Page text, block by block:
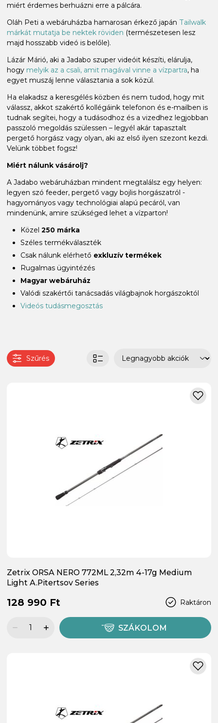
miért érdemes berhuázni erre a pálcára.
Oláh Peti a webáruházba hamarosan érkező japán Tailwalk
márkát mutatja be nektek röviden (természetesen lesz
majd hosszabb videó is belőle).
Lázár Márió, aki a Jadabo szuper videóit készíti, elárulja,
hogy melyik az a csali, amit magával vinne a vízpartra, ha
egyet muszáj lenne választania a sok közül.
Ha elakadsz a keresgélés közben és nem tudod, hogy mit
válassz, akkot szakértő kollégáink telefonon és e-mailben is
tudnak segítei, hogy a tudásodhoz és a vizedhez legjobban
passzoló megoldás szülessen – legyél akár tapasztalt
pergető horgász vagy olyan, aki az első ilyen szezont kezdi.
Velünk többet fogsz!
Miért nálunk vásárolj?
A Jadabo webáruházban mindent megtalálsz egy helyen:
legyen szó feeder, pergető vagy bojlis horgászatról -
hagyományos vagy technológiai alapú pecáról, van
mindenünk, amire szükséged lehet a vízparton!
Közel 250 márka
Széles termékválaszték
Csak nálunk elérhető exkluzív termékek
Rugalmas ügyintézés
Magyar webáruház
Valódi szakértői tanácsadás világbajnok horgászoktól
Videós tudásmegosztás
Szűrés
Zetrix ORSA NERO 772ML 2,32m 4-17g Medium
Light A.Pitertsov Series
Raktáron
128 990 Ft
SZÁKOLOM